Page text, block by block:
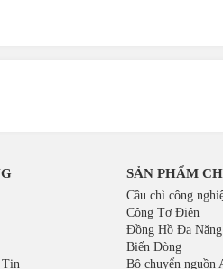
Tin
SẢN PHẨM
Cầu chì công
Công Tơ Điện
Đồng Hồ Đa Năng
Biến Dòng
Bộ chuyển nguồn